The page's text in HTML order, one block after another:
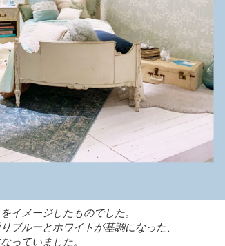
イメージしたものでした。
ブルーとホワイトが基調になった、
っていました。